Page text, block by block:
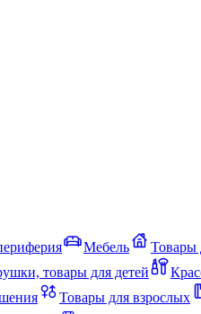
Мебель Товары
товары для детей
Товары для взрослых